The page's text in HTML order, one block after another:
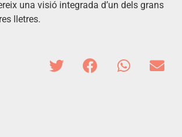
una visió integrada d’un dels grans
lletres.